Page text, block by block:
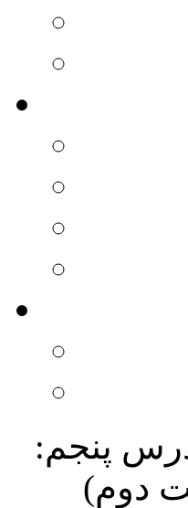
پنجم:
دوم)